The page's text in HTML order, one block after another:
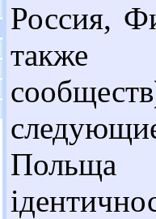
Россия,
также
Польща